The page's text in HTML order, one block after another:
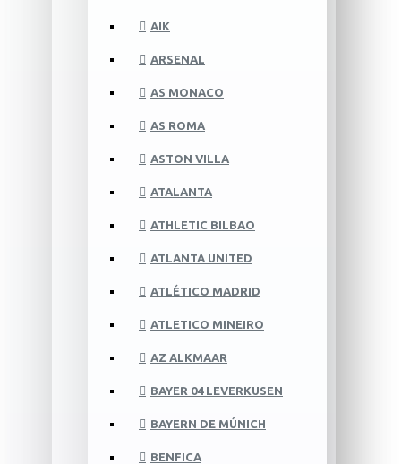
AIK
ARSENAL
AS MONACO
AS ROMA
ASTON VILLA
ATALANTA
ATHLETIC BILBAO
ATLANTA UNITED
ATLÉTICO MADRID
ATLETICO MINEIRO
AZ ALKMAAR
BAYER 04 LEVERKUSEN
BAYERN DE MÚNICH
BENFICA